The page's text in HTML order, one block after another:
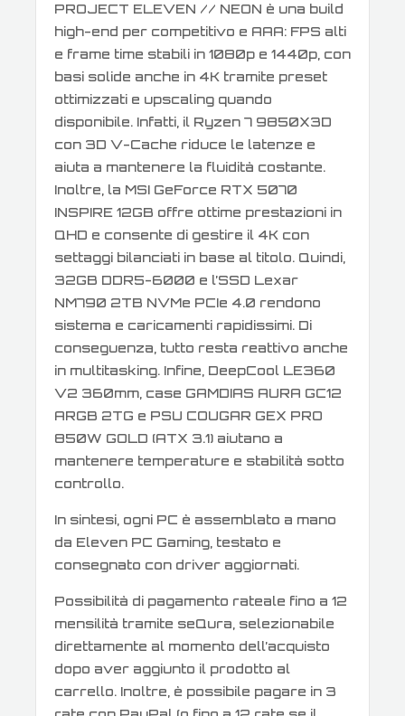
PROJECT ELEVEN // NEON è una build
high-end per competitivo e AAA: FPS alti
e frame time stabili in 1080p e 1440p, con
basi solide anche in 4K tramite preset
ottimizzati e upscaling quando
disponibile. Infatti, il Ryzen 7 9850X3D
con 3D V-Cache riduce le latenze e
aiuta a mantenere la fluidità costante.
Inoltre, la MSI GeForce RTX 5070
INSPIRE 12GB offre ottime prestazioni in
QHD e consente di gestire il 4K con
settaggi bilanciati in base al titolo. Quindi,
32GB DDR5-6000 e l’SSD Lexar
NM790 2TB NVMe PCIe 4.0 rendono
sistema e caricamenti rapidissimi. Di
conseguenza, tutto resta reattivo anche
in multitasking. Infine, DeepCool LE360
V2 360mm, case GAMDIAS AURA GC12
ARGB 2TG e PSU COUGAR GEX PRO
850W GOLD (ATX 3.1) aiutano a
mantenere temperature e stabilità sotto
controllo.
In sintesi, ogni PC è assemblato a mano
da Eleven PC Gaming, testato e
consegnato con driver aggiornati.
Possibilità di pagamento rateale fino a 12
mensilità tramite seQura, selezionabile
direttamente al momento dell’acquisto
dopo aver aggiunto il prodotto al
carrello. Inoltre, è possibile pagare in 3